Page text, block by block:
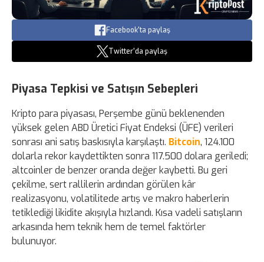
Facebook'ta paylaş
Twitter'da paylaş
Piyasa Tepkisi ve Satışın Sebepleri
Kripto para piyasası, Perşembe günü beklenenden
yüksek gelen ABD Üretici Fiyat Endeksi (ÜFE) verileri
sonrası ani satış baskısıyla karşılaştı. Bitcoin, 124.100
dolarla rekor kaydettikten sonra 117.500 dolara geriledi;
altcoinler de benzer oranda değer kaybetti. Bu geri
çekilme, sert rallilerin ardından görülen kâr
realizasyonu, volatilitede artış ve makro haberlerin
tetiklediği likidite akışıyla hızlandı. Kısa vadeli satışların
arkasında hem teknik hem de temel faktörler
bulunuyor.